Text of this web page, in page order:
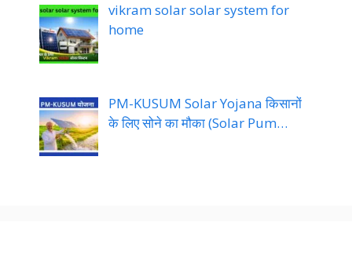
vikram solar solar system for
home
PM-KUSUM Solar Yojana किसानों
के लिए सोने का मौका (Solar Pum…